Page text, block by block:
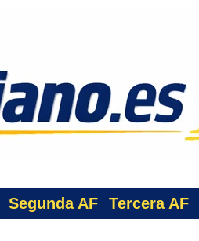
Segunda AF Tercera AF